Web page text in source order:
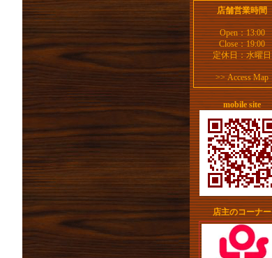
店舗営業時間
Open：13:00
Close：19:00
定休日：水曜日
>>Access Map
mobile site
店主のコーナー